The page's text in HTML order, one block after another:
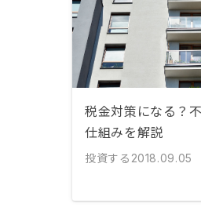
税金対策になる？
仕組みを解説
投資する 2018.09.05